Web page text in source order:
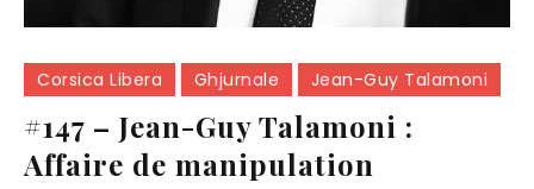
Corsica Libera Ghjurnale Jean-Guy Talamoni
#147 – Jean-Guy Talamoni :
Affaire de manipulation